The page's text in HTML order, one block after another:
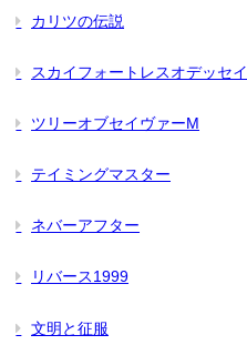
カリツの伝説
スカイフォートレスオデッセイ
ツリーオブセイヴァーM
テイミングマスター
ネバーアフター
リバース1999
文明と征服